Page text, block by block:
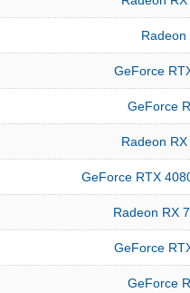
Radeon
GeForce
GeForce
Radeon
GeForce RTX
Radeon RX
GeForce
GeForce